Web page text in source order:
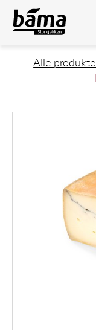
Morbier AOP
Hovedinnhold
Hovedmeny
Hovedmeny
Alle